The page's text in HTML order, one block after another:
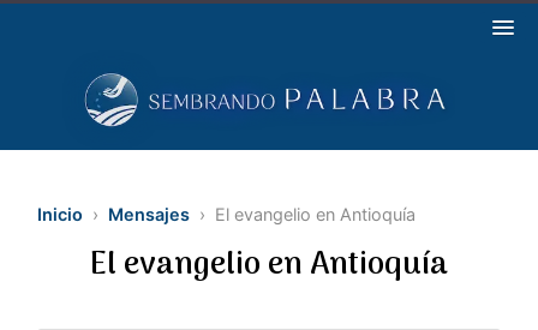
Inicio › Mensajes › El evangelio en Antioquía
El evangelio en Antioquía